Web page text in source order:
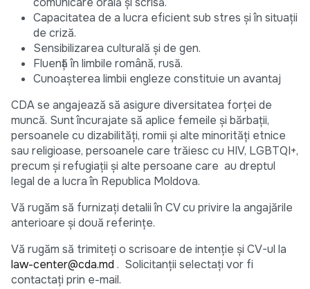
Capacitatea de a lucra eficient sub stres și în situații
de criză.
Sensibilizarea culturală și de gen.
Fluență în limbile română, rusă.
Cunoașterea limbii engleze constituie un avantaj
CDA se angajează să asigure diversitatea forței de
muncă. Sunt încurajate să aplice femeile și bărbații,
persoanele cu dizabilități, romii și alte minorități etnice
sau religioase, persoanele care trăiesc cu HIV, LGBTQI+,
precum și refugiații și alte persoane care au dreptul
legal de a lucra în Republica Moldova.
Vă rugăm să furnizați detalii în CV cu privire la angajările
anterioare și două referințe.
Vă rugăm să trimiteți o scrisoare de intenție și CV-ul la
law-center@cda.md . Solicitanții selectați vor fi
contactați prin e-mail.